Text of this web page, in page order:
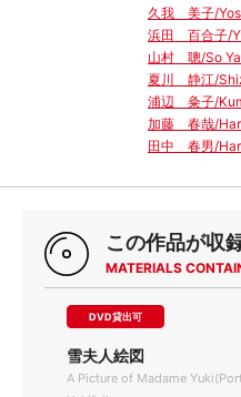
久我 美子/
浜田 百合子/
山村 聰/So
夏川 静江/
浦辺 粂子/
加藤 春哉/
田中 春男/
この作品が収
MATERIALS
DVD貸出可
雪夫人絵図
A Picture of Madame